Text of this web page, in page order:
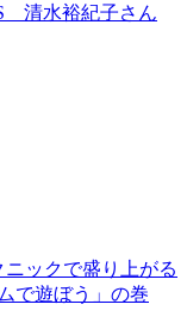
清水裕紀子さん
ニックで盛り上がる
で遊ぼう」の巻